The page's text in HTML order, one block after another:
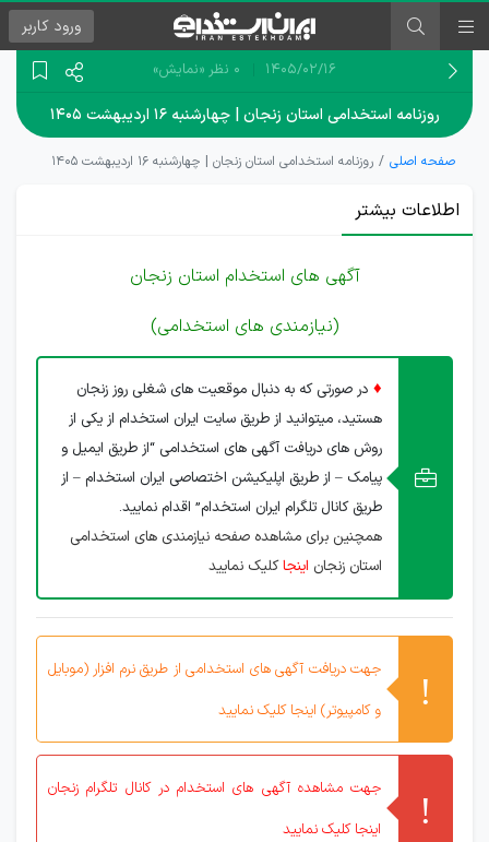
ورود کاربر
۱۴۰۵/۰۲/۱۶ 0 نظر «نمایش»
روزنامه استخدامی استان زنجان | چهارشنبه ۱۶ اردیبهشت ۱۴۰۵
صفحه اصلی روزنامه استخدامی استان زنجان | چهارشنبه ۱۶ اردیبهشت ۱۴۰۵
اطلاعات بیشتر
آگهی های استخدام استان زنجان
(نیازمندی های استخدامی)
♦ در صورتی که به دنبال موقعیت های شغلی روز زنجان
هستید، میتوانید از طریق سایت ایران استخدام از یکی از
روش های دریافت آگهی های استخدامی “از طریق ایمیل و
پیامک – از طریق اپلیکیشن اختصاصی ایران استخدام – از
طریق کانال تلگرام ایران استخدام” اقدام نمایید.
همچنین برای مشاهده صفحه نیازمندی های استخدامی
استان زنجان اینجاکلیک نمایید
جهت دریافت آگهی های استخدامی از طریق نرم افزار (موبایل
و کامپیوتر) اینجا کلیک نمایید
جهت مشاهده آگهی های استخدام در کانال تلگرام زنجان
اینجا کلیک نمایید